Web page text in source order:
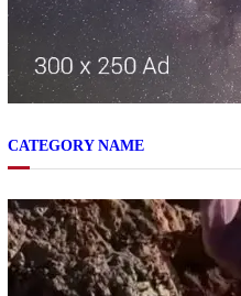
CATEGORY NAME